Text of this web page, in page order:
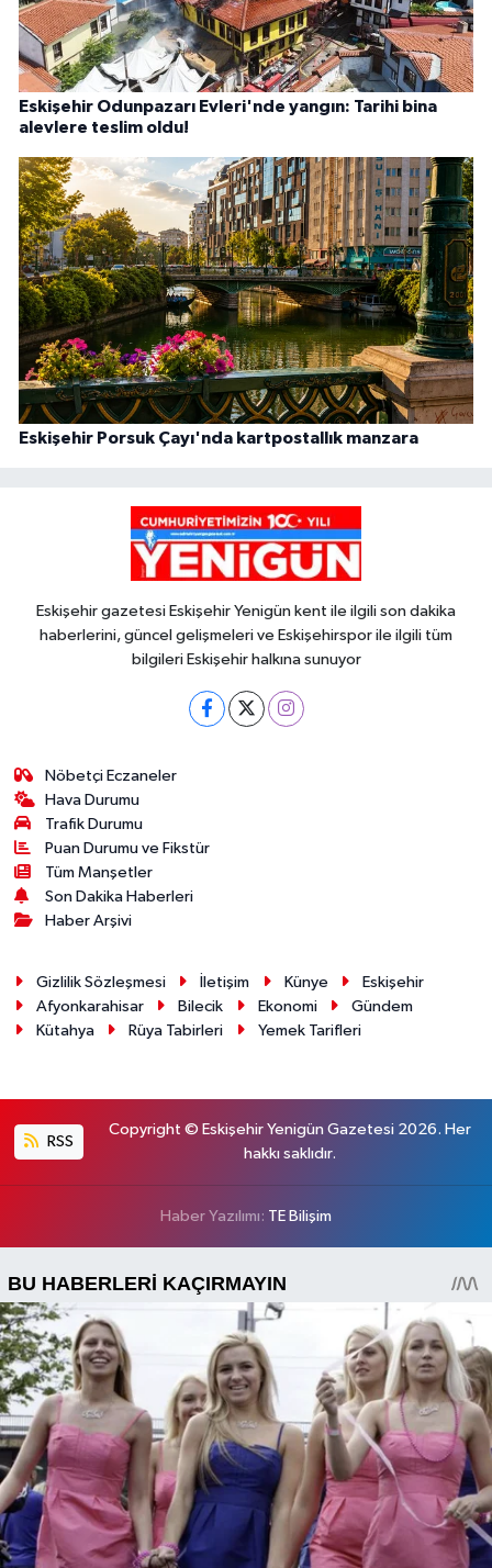
Eskişehir Odunpazarı Evleri'nde yangın: Tarihi bina
alevlere teslim oldu!
Eskişehir Porsuk Çayı'nda kartpostallık manzara
Eskişehir gazetesi Eskişehir Yenigün kent ile ilgili son dakika
haberlerini, güncel gelişmeleri ve Eskişehirspor ile ilgili tüm
bilgileri Eskişehir halkına sunuyor
Nöbetçi Eczaneler
Hava Durumu
Trafik Durumu
Puan Durumu ve Fikstür
Tüm Manşetler
Son Dakika Haberleri
Haber Arşivi
Gizlilik Sözleşmesi İletişim Künye
Eskişehir
Afyonkarahisar
Bilecik Ekonomi
Gündem
Kütahya
Rüya Tabirleri Yemek Tarifleri
RSS
Copyright © Eskişehir Yenigün Gazetesi 2026. Her
hakkı saklıdır.
Haber Yazılımı: TE Bilişim